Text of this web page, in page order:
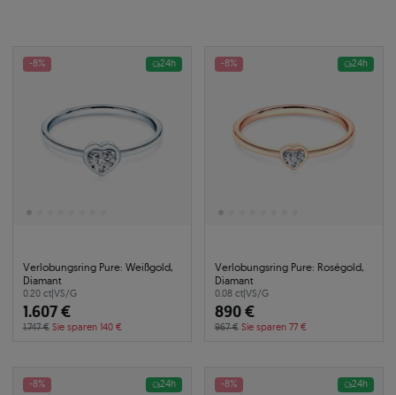
-8% 24h
Verlobungsring Pure: Weißgold,
Diamant
0.20 ct|VS/G
1.607 €
1.747 € Sie sparen 140 €
-8% 24h
Verlobungsring Pure: Roségold,
Diamant
0.08 ct|VS/G
890 €
967 € Sie sparen 77 €
-8% 24h -8% 24h